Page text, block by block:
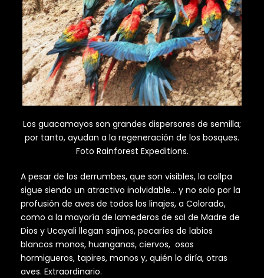
Los guacamayos son grandes dispersores de semilla;
por tanto, ayudan a la regeneración de los bosques.
Foto Rainforest Expeditions.
A pesar de los derrumbes, que son visibles, la collpa
sigue siendo un atractivo inolvidable… y no solo por la
profusión de aves de todos los linajes, a Colorado,
como a la mayoría de lamederos de sal de Madre de
Dios y Ucayali llegan sajinos, pecaríes de labios
blancos monos, huanganas, ciervos, osos
hormigueros, tapires, monos y, quién lo diría, otras
aves. Extraordinario.